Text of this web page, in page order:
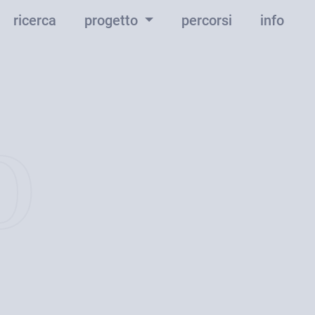
ricerca progetto percorsi info